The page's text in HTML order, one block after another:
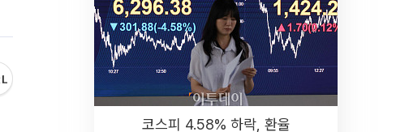
코스피 4.58% 하락, 환율